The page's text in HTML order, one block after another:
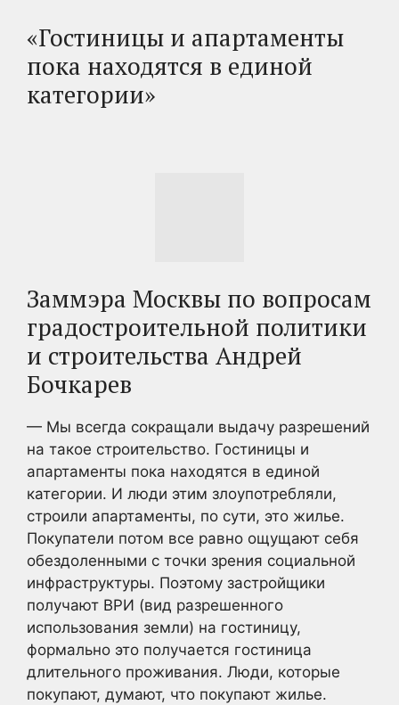
«Гостиницы и апартаменты
пока находятся в единой
категории»
Заммэра Москвы по вопросам
градостроительной политики
и строительства Андрей
Бочкарев
— Мы всегда сокращали выдачу разрешений
на такое строительство. Гостиницы и
апартаменты пока находятся в единой
категории. И люди этим злоупотребляли,
строили апартаменты, по сути, это жилье.
Покупатели потом все равно ощущают себя
обездоленными с точки зрения социальной
инфраструктуры. Поэтому застройщики
получают ВРИ (вид разрешенного
использования земли) на гостиницу,
формально это получается гостиница
длительного проживания. Люди, которые
покупают, думают, что покупают жилье.